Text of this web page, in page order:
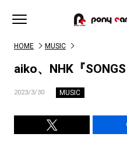
HOME MUSIC
aiko、NHK『
2023/3/30 MUSIC